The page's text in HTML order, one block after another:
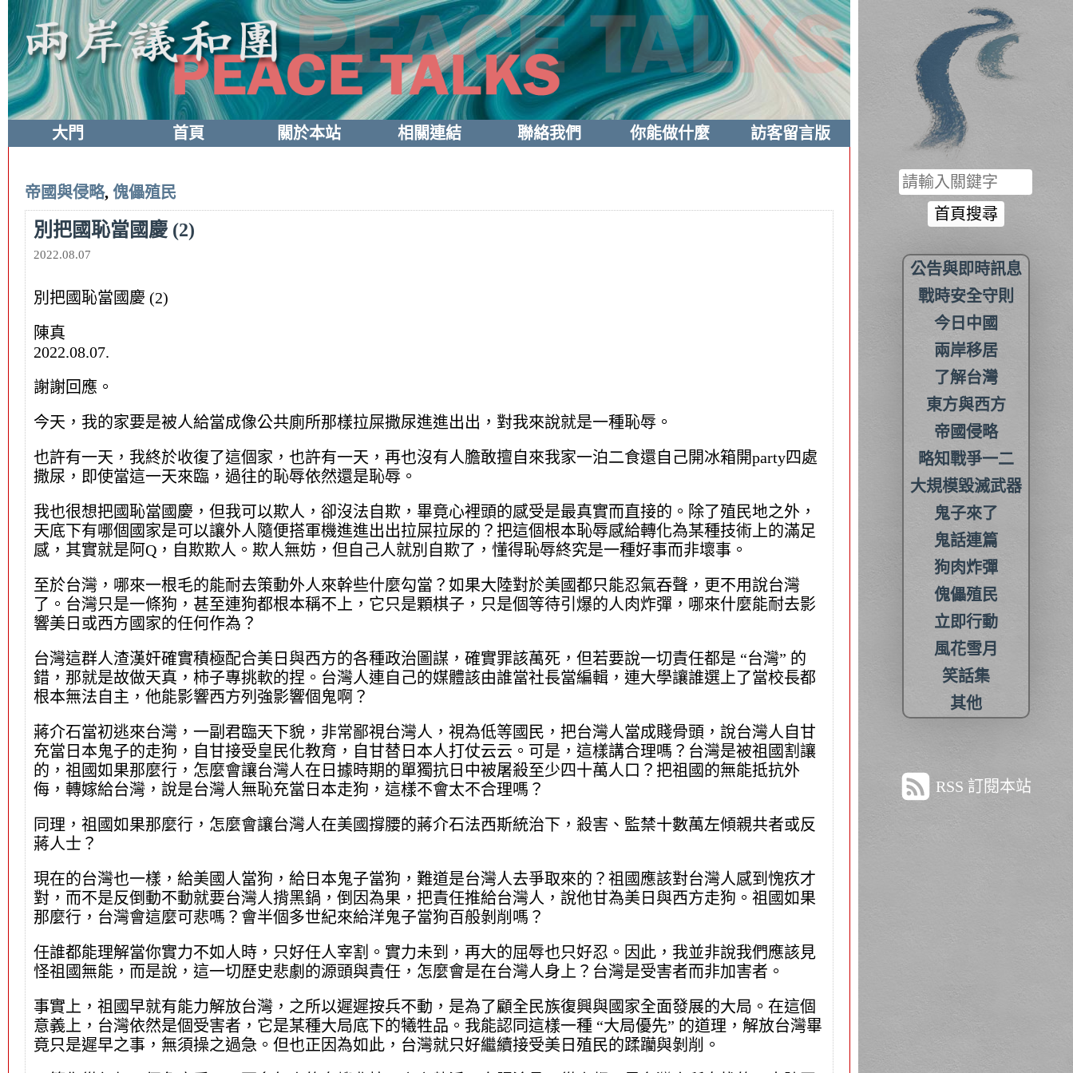
大門 首頁 關於本站 相關連結 聯絡我們 你能做什麼 訪客留言版
帝國與侵略, 傀儡殖民
別把國恥當國慶 (2)
2022.08.07
別把國恥當國慶 (2)
陳真
2022.08.07.
謝謝回應。
今天，我的家要是被人給當成像公共廁所那樣拉屎撒尿進進出出，對我來說就是一種恥辱。
也許有一天，我終於收復了這個家，也許有一天，再也沒有人膽敢擅自來我家一泊二食還自己開冰箱開party四處
撒尿，即使當這一天來臨，過往的恥辱依然還是恥辱。
我也很想把國恥當國慶，但我可以欺人，卻沒法自欺，畢竟心裡頭的感受是最真實而直接的。除了殖民地之外，
天底下有哪個國家是可以讓外人隨便搭軍機進進出出拉屎拉尿的？把這個根本恥辱感給轉化為某種技術上的滿足
感，其實就是阿Q，自欺欺人。欺人無妨，但自己人就別自欺了，懂得恥辱終究是一種好事而非壞事。
至於台灣，哪來一根毛的能耐去策動外人來幹些什麼勾當？如果大陸對於美國都只能忍氣吞聲，更不用說台灣
了。台灣只是一條狗，甚至連狗都根本稱不上，它只是顆棋子，只是個等待引爆的人肉炸彈，哪來什麼能耐去影
響美日或西方國家的任何作為？
台灣這群人渣漢奸確實積極配合美日與西方的各種政治圖謀，確實罪該萬死，但若要說一切責任都是 “台灣” 的
錯，那就是故做天真，柿子專挑軟的捏。台灣人連自己的媒體該由誰當社長當編輯，連大學讓誰選上了當校長都
根本無法自主，他能影響西方列強影響個鬼啊？
蔣介石當初逃來台灣，一副君臨天下貌，非常鄙視台灣人，視為低等國民，把台灣人當成賤骨頭，說台灣人自甘
充當日本鬼子的走狗，自甘接受皇民化教育，自甘替日本人打仗云云。可是，這樣講合理嗎？台灣是被祖國割讓
的，祖國如果那麼行，怎麼會讓台灣人在日據時期的單獨抗日中被屠殺至少四十萬人口？把祖國的無能抵抗外
侮，轉嫁給台灣，說是台灣人無恥充當日本走狗，這樣不會太不合理嗎？
同理，祖國如果那麼行，怎麼會讓台灣人在美國撐腰的蔣介石法西斯統治下，殺害、監禁十數萬左傾親共者或反
蔣人士？
現在的台灣也一樣，給美國人當狗，給日本鬼子當狗，難道是台灣人去爭取來的？祖國應該對台灣人感到愧疚才
對，而不是反倒動不動就要台灣人揹黑鍋，倒因為果，把責任推給台灣人，說他甘為美日與西方走狗。祖國如果
那麼行，台灣會這麼可悲嗎？會半個多世紀來給洋鬼子當狗百般剝削嗎？
任誰都能理解當你實力不如人時，只好任人宰割。實力未到，再大的屈辱也只好忍。因此，我並非說我們應該見
怪祖國無能，而是說，這一切歷史悲劇的源頭與責任，怎麼會是在台灣人身上？台灣是受害者而非加害者。
事實上，祖國早就有能力解放台灣，之所以遲遲按兵不動，是為了顧全民族復興與國家全面發展的大局。在這個
意義上，台灣依然是個受害者，它是某種大局底下的犧牲品。我能認同這樣一種 “大局優先” 的道理，解放台灣畢
竟只是遲早之事，無須操之過急。但也正因為如此，台灣就只好繼續接受美日殖民的蹂躪與剝削。
公告與即時訊息
戰時安全守則
今日中國
兩岸移居
了解台灣
東方與西方
帝國侵略
略知戰爭一二
大規模毀滅武器
鬼子來了
鬼話連篇
狗肉炸彈
傀儡殖民
立即行動
風花雪月
笑話集
其他
RSS 訂閱本站